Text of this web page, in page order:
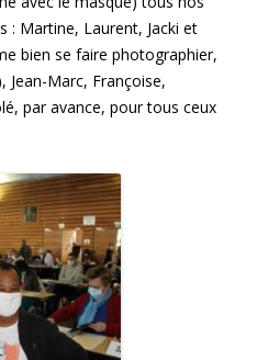
: Martine, Laurent, Jacki et
bien se faire photographier,
Jean-Marc, Françoise,
par avance, pour tous ceux